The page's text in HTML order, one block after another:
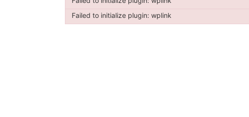
Failed to initialize plugin: wplink
Failed to initialize plugin: wplink